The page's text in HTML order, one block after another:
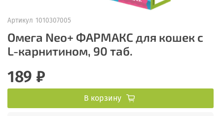
Артикул 1010307005
Омега Neo+ ФАРМАКС для кошек с
L-карнитином, 90 таб.
189 ₽
В корзину